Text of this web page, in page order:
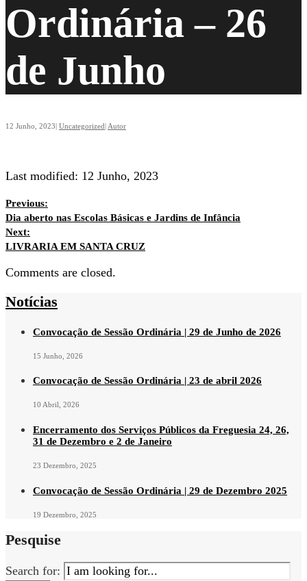
Ordinária – 26
de Junho
12 Junho, 2023 Uncategorized Autor
Last modified: 12 Junho, 2023
Previous:
Dia aberto nas Escolas Básicas e Jardins de Infância
Next:
LIVRARIA EM SANTA CRUZ
Comments are closed.
Notícias
Convocação de Sessão Ordinária | 29 de Junho de 2026
15 Junho, 2026
Convocação de Sessão Ordinária | 23 de abril 2026
10 Abril, 2026
Encerramento dos Serviços Públicos da Freguesia 24, 26,
31 de Dezembro e 2 de Janeiro
23 Dezembro, 2025
Convocação de Sessão Ordinária | 29 de Dezembro 2025
19 Dezembro, 2025
Pesquise
Search for: